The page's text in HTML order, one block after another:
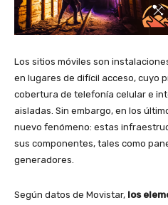
Los sitios móviles son
en lugares de difícil acceso, cuyo
cobertura de telefonía celular e
aisladas. Sin embargo, en los
nuevo fenómeno: estas
sus componentes, tales como
generadores.
Según datos de Movistar, los